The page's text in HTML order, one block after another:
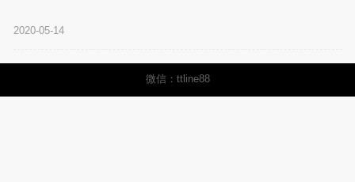
2020-05-14
微信：ttline88